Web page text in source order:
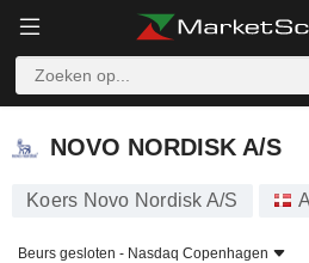
NOVO NORDISK A/S
NOVO NORDISK A/S
Koers Novo Nordisk A/S
Beurs gesloten - Nasdaq Copenhagen